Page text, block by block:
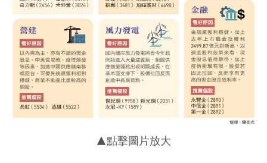
▲點擊圖片放大